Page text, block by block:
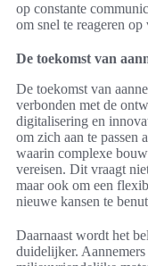
op constante
om snel te reageren
De toekomst van
De toekomst van
verbonden met de
digitalisering en
om zich aan te passen
waarin complexe
vereisen. Dit vraagt
maar ook om een
nieuwe kansen te
Daarnaast wordt het
duidelijker.